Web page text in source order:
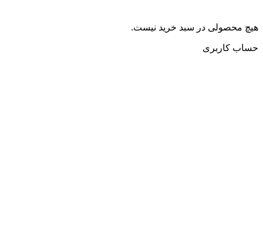
هیچ محصولی در سبد خرید نیست.
حساب کاربری